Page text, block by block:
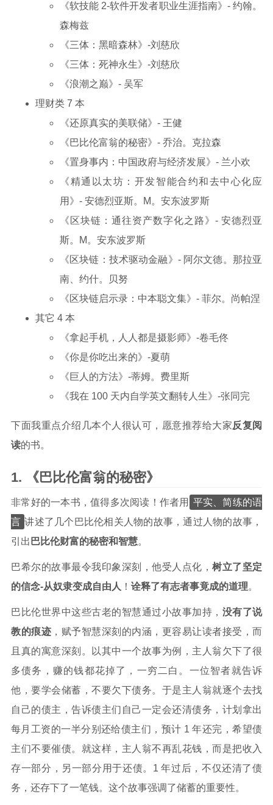
《软技能 2-软件开发者职业生涯指南》- 约翰。
森梅兹
《三体：黑暗森林》-刘慈欣
《三体：死神永生》-刘慈欣
《浪潮之巅》- 吴军
理财类 7 本
《还原真实的美联储》- 王健
《巴比伦富翁的秘密》- 乔治。克拉森
《置身事内：中国政府与经济发展》- 兰小欢
《精通以太坊：开发智能合约和去中心化应
用》- 安德烈亚斯。M。安东波罗斯
《区块链：通往资产数字化之路》- 安德烈亚
斯。M。安东波罗斯
《区块链：技术驱动金融》- 阿尔文德。那拉亚
南、约什。贝努
《区块链启示录：中本聪文集》- 菲尔。尚帕涅
其它 4 本
《拿起手机，人人都是摄影师》-卷毛佟
《你是你吃出来的》-夏萌
《巨人的方法》-蒂姆。费里斯
《我在 100 天内自学英文翻转人生》-张同完
下面我重点介绍几本个人很认可，愿意推荐给大家反复阅
读的书。
《巴比伦富翁的秘密》
非常好的一本书，值得多次阅读！作者用 平实、简练的语
言 讲述了几个巴比伦相关人物的故事，通过人物的故事，
引出 巴比伦财富的秘密和智慧。
巴希尔的故事最令我印象深刻，他受人点化， 树立了坚定
的信念-从奴隶变成自由人 ！ 诠释了有志者事竟成的道理。
巴比伦世界中这些古老的智慧通过小故事加持， 没有了说
教的痕迹 ，赋予智慧深刻的内涵，更容易让读者接受，而
且真的寓意深刻。以其中一个故事为例，主人翁欠下了很
多债务，赚的钱都花掉了，一穷二白。一位智者就告诉
他，要学会储蓄，不要欠下债务。于是主人翁就逐个去找
自己的债主，告诉债主们自己一定会还清债务，计划拿出
每月工资的一半分别还给债主们，预计 1 年还完，希望债
主们不要催债。就这样，主人翁不再乱花钱，而是把收入
存一部分，另一部分用于还债。1 年过后，不仅还清了债
务，还存下了一笔钱。这个故事强调了储蓄的重要性。